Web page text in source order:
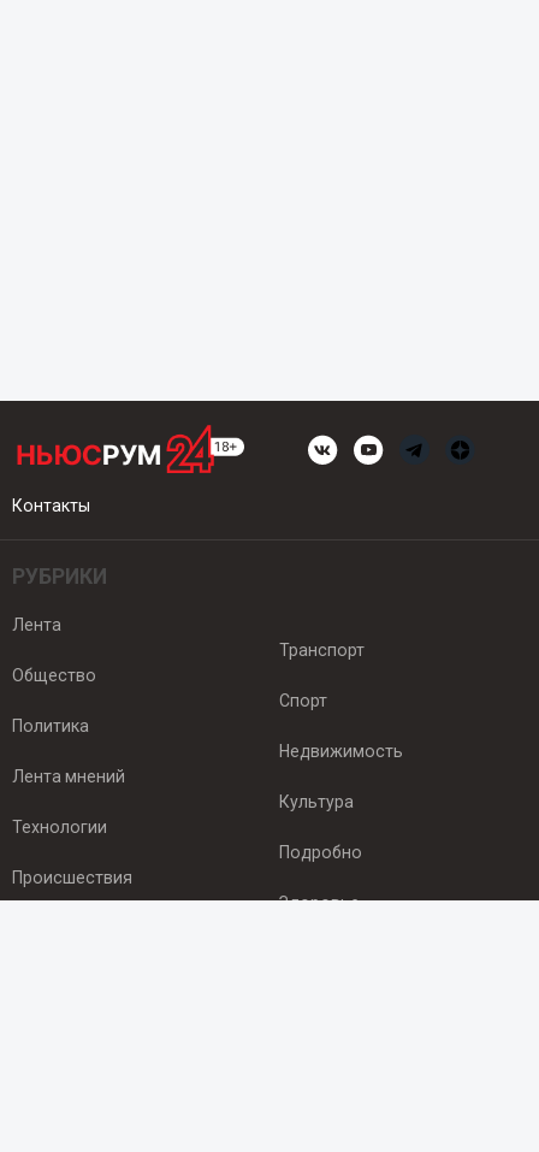
Контакты
РУБРИКИ
Лента
Общество
Политика
Лента мнений
Технологии
Происшествия
Транспорт
Спорт
Недвижимость
Культура
Подробно
Здоровье